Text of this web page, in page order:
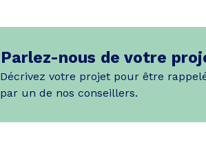
Parlez-nous de votre
Décrivez votre projet pour être
par un de nos conseillers.